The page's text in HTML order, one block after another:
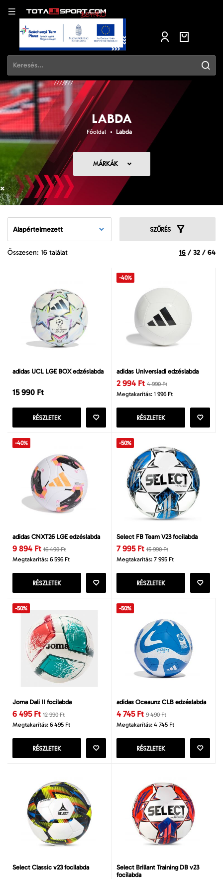
LABDA
Főoldal Labda
MÁRKÁK
Alapértelmezett SZŰRÉS
Összesen: 16 találat 16 / 32 / 64
adidas UCL LGE BOX edzéslabda
15 990 Ft
RÉSZLETEK
-40%
adidas Universiadi edzéslabda
2 994 Ft 4 990 Ft
Megtakarítás: 1 996 Ft
RÉSZLETEK
-40%
adidas CNXT26 LGE edzéslabda
9 894 Ft 16 490 Ft
Megtakarítás: 6 596 Ft
RÉSZLETEK
-50%
Select FB Team V23 focilabda
7 995 Ft 15 990 Ft
Megtakarítás: 7 995 Ft
RÉSZLETEK
-50%
Joma Dali II focilabda
6 495 Ft 12 990 Ft
Megtakarítás: 6 495 Ft
RÉSZLETEK
-50%
adidas Oceaunz CLB edzéslabda
4 745 Ft 9 490 Ft
Megtakarítás: 4 745 Ft
RÉSZLETEK
Select Classic v23 focilabda
Select Brillant Training DB v23
focilabda